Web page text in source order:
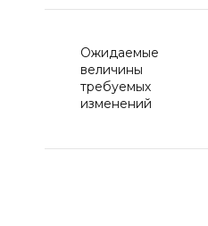
Ожидаемые
величины
требуемых
изменений